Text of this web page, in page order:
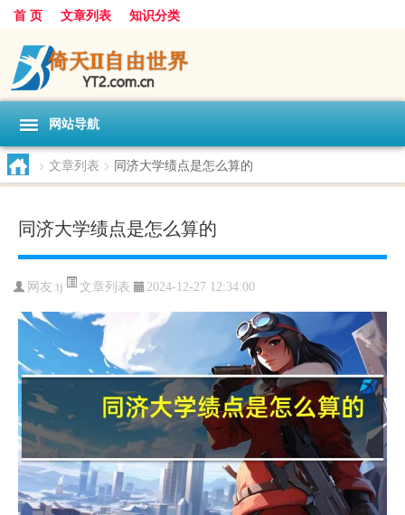
首 页 文章列表 知识分类
网站导航
> 文章列表 > 同济大学绩点是怎么算的
同济大学绩点是怎么算的
网友:tj 文章列表 2024-12-27 12:34:00